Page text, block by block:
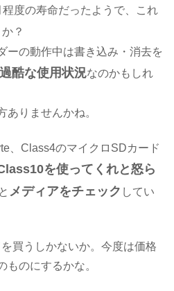
度の寿命だったようで、これ
？
ーの動作中は書き込み・消去を
酷な使用状況なのかもしれ
ありませんかね。
、Class4のマイクロSDカード
を使ってくれと怒ら
メディアをチェック してい
買うしかないか。今度は価格
ものにするかな。